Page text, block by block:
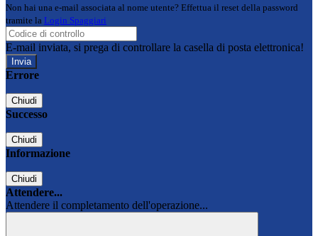
Non hai una e-mail associata al nome utente? Effettua il reset della password
tramite la Login Spaggiari
E-mail inviata, si prega di controllare la casella di posta elettronica!
Errore
Chiudi
Successo
Chiudi
Informazione
Chiudi
Attendere...
Attendere il completamento dell'operazione...